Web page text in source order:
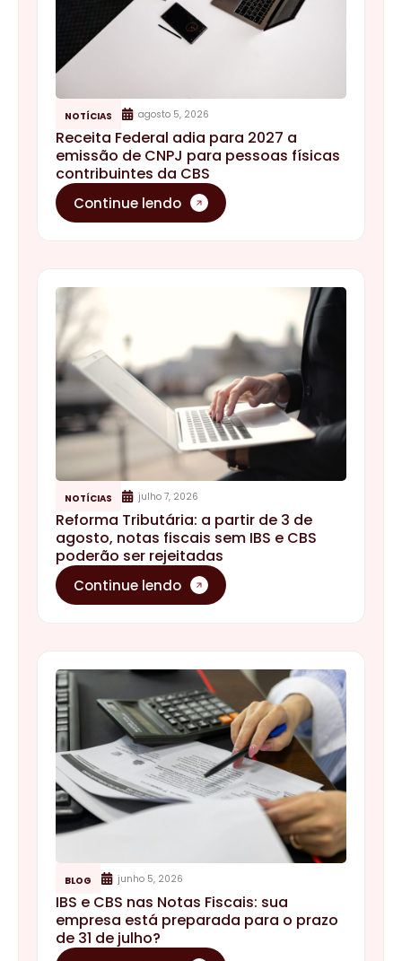
NOTÍCIAS agosto 5, 2026
Receita Federal adia para 2027 a
emissão de CNPJ para pessoas físicas
contribuintes da CBS
Continue lendo
NOTÍCIAS julho 7, 2026
Reforma Tributária: a partir de 3 de
agosto, notas fiscais sem IBS e CBS
poderão ser rejeitadas
Continue lendo
BLOG junho 5, 2026
IBS e CBS nas Notas Fiscais: sua
empresa está preparada para o prazo
de 31 de julho?